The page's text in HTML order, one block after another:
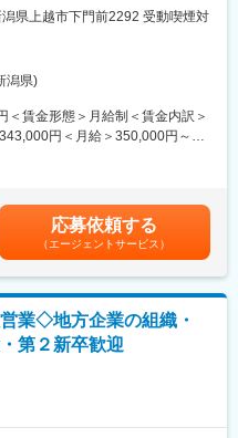
３００万人が来場する、９０店
ットセンター内で、３０店舗が
びスーパーマーケット、ホーム
貸管理しています。
２０２５年秋には住宅展示場を
う場所として発展を続けていま
通り、現在では上越市内はもと
まさに新潟県西部の中心地とな
越発全国への情報発信基地とし
なりたい、との願いで命名しま
の皆様に愛される商業施設を目
業務、相続税申告業務を担当頂
、決算業務
業務、決算業務
顧問先企業様への会計監査、決
頂きます。顧問先数は150を超
て担当を持って頂く予定です。
問先への巡回業務をお任せして
平均20社担当／担当社数に合わ
躍中です
県上越市下門前2292 受動喫煙対
潟県)
＜賃金形態＞月給制＜賃金内訳＞
円＜月給＞350,000円～
あり、選考を通じて上下する可
定手当を含めた表記です。
応募依頼する
（エージェントサービス）
業◇地方企業の組織・
第２新卒歓迎